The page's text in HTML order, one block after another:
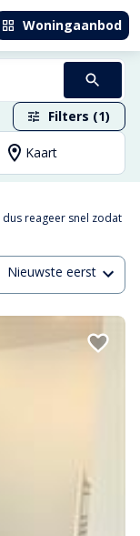
Woningaanbod
Filters (1)
Kaart
dus reageer snel zodat
Nieuwste eerst